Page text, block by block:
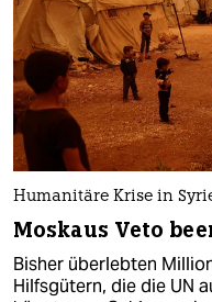
Humanitäre Krise in
Moskaus Veto
Bisher überlebten
Hilfsgütern, die die UN